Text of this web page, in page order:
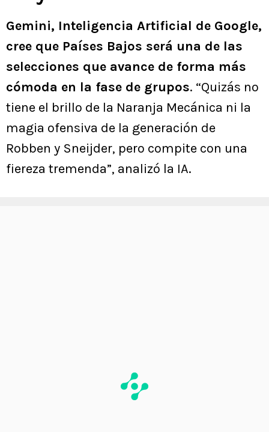
Gemini, Inteligencia Artificial de Google,
cree que Países Bajos será una de las
selecciones que avance de forma más
cómoda en la fase de grupos. “Quizás no
tiene el brillo de la Naranja Mecánica ni la
magia ofensiva de la generación de
Robben y Sneijder, pero compite con una
fiereza tremenda”, analizó la IA.